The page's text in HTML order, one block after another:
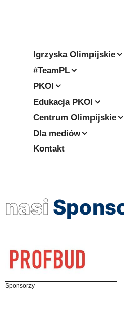
Igrzyska Olimpijskie
#TeamPL
PKOl
Edukacja PKOl
Centrum Olimpijskie
Dla mediów
Kontakt
nasi
Sponsorzy